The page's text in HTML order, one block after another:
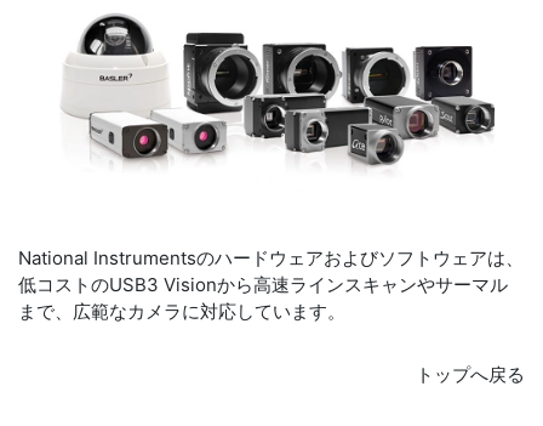
National Instrumentsのハードウェアおよびソフトウェアは、
低コストのUSB3 Visionから高速ラインスキャンやサーマル
まで、広範なカメラに対応しています。
トップへ戻る